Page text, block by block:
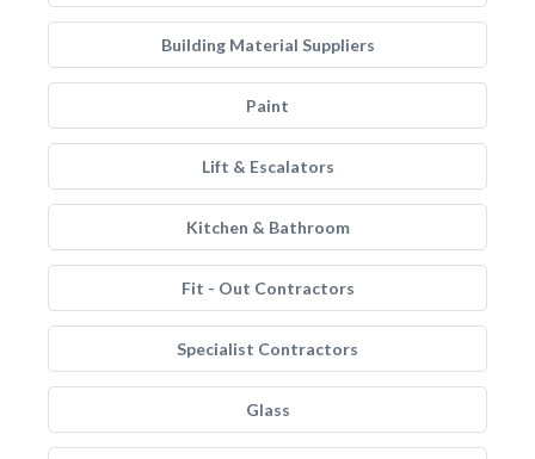
Building Material Suppliers
Paint
Lift & Escalators
Kitchen & Bathroom
Fit - Out Contractors
Specialist Contractors
Glass